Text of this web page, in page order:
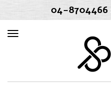
04-8704466